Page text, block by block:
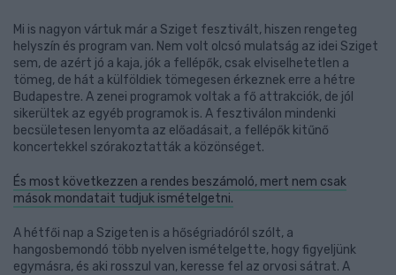
Mi is nagyon vártuk már a Sziget fesztivált, hiszen rengeteg
helyszín és program van. Nem volt olcsó mulatság az idei Sziget
sem, de azért jó a kaja, jók a fellépők, csak elviselhetetlen a
tömeg, de hát a külföldiek tömegesen érkeznek erre a hétre
Budapestre. A zenei programok voltak a fő attrakciók, de jól
sikerültek az egyéb programok is. A fesztiválon mindenki
becsületesen lenyomta az előadásait, a fellépők kitűnő
koncertekkel szórakoztatták a közönséget.
És most következzen a rendes beszámoló, mert nem csak
mások mondatait tudjuk ismételgetni.
A hétfői nap a Szigeten is a hőségriadóról szólt, a
hangosbemondó több nyelven ismételgette, hogy figyeljünk
egymásra, és aki rosszul van, keresse fel az orvosi sátrat. A